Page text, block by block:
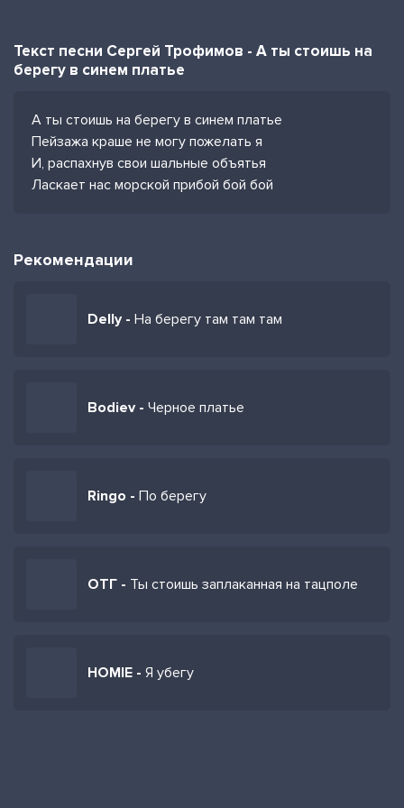
Текст песни Сергей Трофимов - А ты стоишь на
берегу в синем платье
А ты стоишь на берегу в синем платье
Пейзажа краше не могу пожелать я
И, распахнув свои шальные объятья
Ласкает нас морской прибой бой бой
Рекомендации
Delly - На берегу там там там
Bodiev - Черное платье
Ringo - По берегу
ОТГ - Ты стоишь заплаканная на тацполе
HOMIE - Я убегу